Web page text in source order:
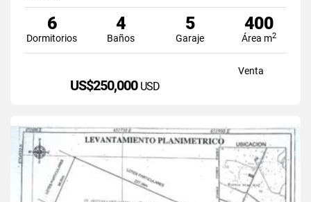
6
Dormitorios
4
Baños
5
Garaje
400
Área m2
Venta
US$250,000 USD